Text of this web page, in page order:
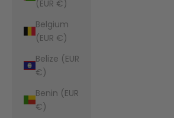
(EUR €)
Belgium
(EUR €)
Belize (EUR
€)
Benin (EUR
€)